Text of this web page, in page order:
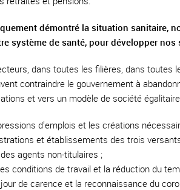
démontré la situation sanitaire,
système de santé, pour développer nos
dans toutes les filières, dans toutes
contraindre le gouvernement à
et vers un modèle de société
d’emplois et les créations
et établissements des trois
agents non-titulaires ;
conditions de travail et la réduction du
jour de carence et la reconnaissance du